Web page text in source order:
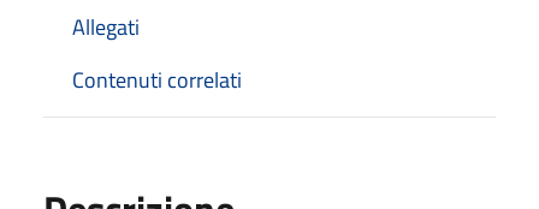
Allegati
Contenuti correlati